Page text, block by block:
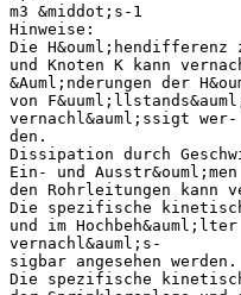
m3 &middot;s-1
Hinweise:
Die
und Knoten K kann
&Auml;nderungen der
von
vernachl&auml;ssigt wer-
den.
Dissipation durch
Ein- und
den Rohrleitungen kann
Die spezifische
und im
vernachl&auml;s-
sigbar angesehen werden.
Die spezifische